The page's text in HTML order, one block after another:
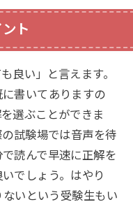
ト
良い」と言えます。
書いてありますの
選ぶことができま
試験場では音声を待
読んで早速に正解を
でしょう。はやり
いという受験生もい